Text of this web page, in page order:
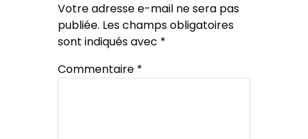
Votre adresse e-mail ne sera pas
publiée. Les champs obligatoires
sont indiqués avec *
Commentaire *